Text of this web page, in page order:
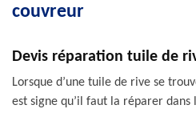
couvreur
Devis réparation tuile de
Lorsque d’une tuile de rive se
est signe qu’il faut la réparer